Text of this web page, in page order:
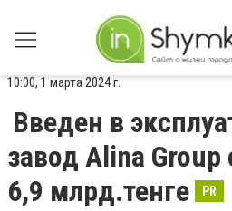
10:00, 1 марта 2024 г.
Введен в
завод Alina
6,9 млрд.тенге
PR